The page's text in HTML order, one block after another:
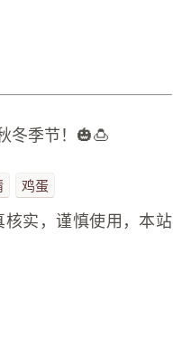
冬季节！🎃🍮
鸡蛋
实，谨慎使用，本站